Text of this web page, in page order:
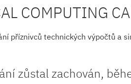
COMPUTING
příznivců technických výpočtů a
zůstal zachován,